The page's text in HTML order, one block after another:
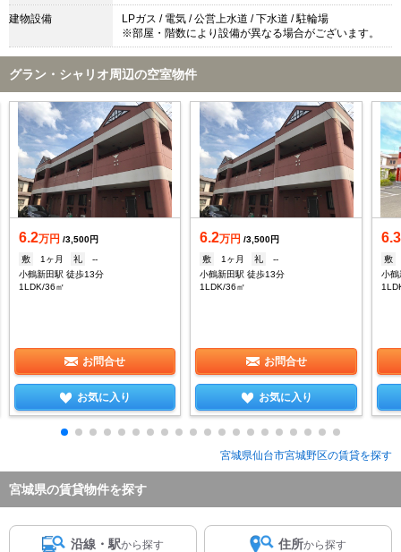
建物設備
LPガス / 電気 / 公営上水道 / 下水道 / 駐輪場
※部屋・階数により設備が異なる場合がございます。
グラン・シャリオ周辺の空室物件
6.2万円 /3,500円
敷
1ヶ月 礼
--
小鶴新田駅 徒歩13分
1LDK/36㎡
お問合せ
お気に入り
6.2万円 /3,500円
敷
1ヶ月 礼
--
小鶴新田駅 徒歩13分
1LDK/36㎡
お問合せ
お気に入り
6.3
敷
小
宮城県仙台市宮城野区の賃貸を探す
宮城県の賃貸物件を探す
沿線・駅から探す 住所から探す